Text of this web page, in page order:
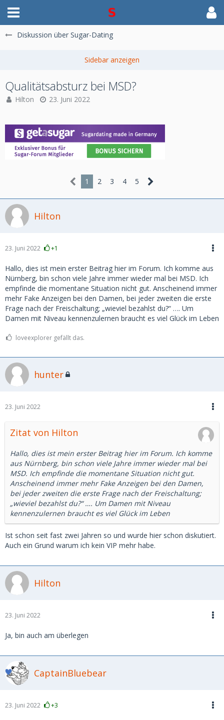
Diskussion über Sugar-Dating
Qualitätsabsturz bei MSD?
Hilton 23. Juni 2022
1 2 3 4 5
Hilton
23. Juni 2022 +1
Hallo, dies ist mein erster Beitrag hier im Forum. Ich komme aus
Nürnberg, bin schon viele Jahre immer wieder mal bei MSD. Ich
empfinde die momentane Situation nicht gut. Anscheinend immer
mehr Fake Anzeigen bei den Damen, bei jeder zweiten die erste
Frage nach der Freischaltung; „wieviel bezahlst du?“ …. Um
Damen mit Niveau kennenzulernen braucht es viel Glück im Leben
loveexplorer gefällt das.
hunter
23. Juni 2022
Zitat von Hilton
Hallo, dies ist mein erster Beitrag hier im Forum. Ich komme
aus Nürnberg, bin schon viele Jahre immer wieder mal bei
MSD. Ich empfinde die momentane Situation nicht gut.
Anscheinend immer mehr Fake Anzeigen bei den Damen,
bei jeder zweiten die erste Frage nach der Freischaltung;
„wieviel bezahlst du?“ …. Um Damen mit Niveau
kennenzulernen braucht es viel Glück im Leben
Ist schon seit fast zwei Jahren so und wurde hier schon diskutiert.
Auch ein Grund warum ich kein VIP mehr habe.
Hilton
23. Juni 2022
Ja, bin auch am überlegen
CaptainBluebear
23. Juni 2022 +3